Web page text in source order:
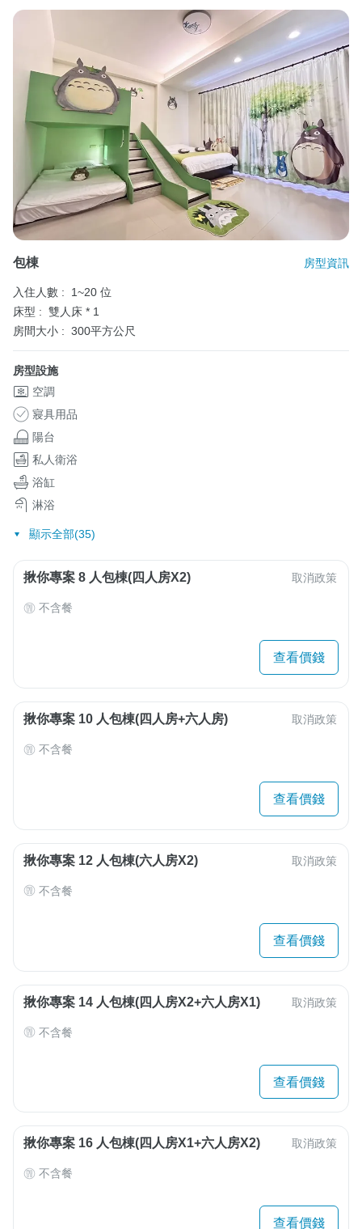
包棟 房型資訊
入住人數 :
1~20 位
床型 : 雙人床 * 1
房間大小 : 300平方公尺
房型設施
空調
寢具用品
陽台
私人衛浴
浴缸
淋浴
顯示全部(35)
揪你專案 8 人包棟(四人房X2) 取消政策
不含餐
查看價錢
揪你專案 10 人包棟(四人房+六人房) 取消政策
不含餐
查看價錢
揪你專案 12 人包棟(六人房X2) 取消政策
不含餐
查看價錢
揪你專案 14 人包棟(四人房X2+六人房X1) 取消政策
不含餐
查看價錢
揪你專案 16 人包棟(四人房X1+六人房X2) 取消政策
不含餐
查看價錢